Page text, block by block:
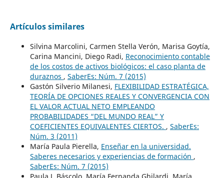
Artículos similares
Silvina Marcolini, Carmen Stella Verón, Marisa Goytía,
Carina Mancini, Diego Radi, Reconocimiento contable
de los costos de activos biológicos: el caso planta de
duraznos , SaberEs: Núm. 7 (2015)
Gastón Silverio Milanesi, FLEXIBILIDAD ESTRATÉGICA,
TEORÍA DE OPCIONES REALES Y CONVERGENCIA CON
EL VALOR ACTUAL NETO EMPLEANDO
PROBABILIDADES “DEL MUNDO REAL” Y
COEFICIENTES EQUIVALENTES CIERTOS. , SaberEs:
Núm. 3 (2011)
María Paula Pierella, Enseñar en la universidad.
Saberes necesarios y experiencias de formación ,
SaberEs: Núm. 7 (2015)